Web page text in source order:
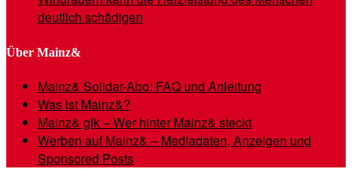
deutlich schädigen
Über Mainz&
Mainz& Solidar-Abo: FAQ und Anleitung
Was ist Mainz&?
Mainz& gik – Wer hinter Mainz& steckt
Werben auf Mainz& – Mediadaten, Anzeigen und
Sponsored Posts